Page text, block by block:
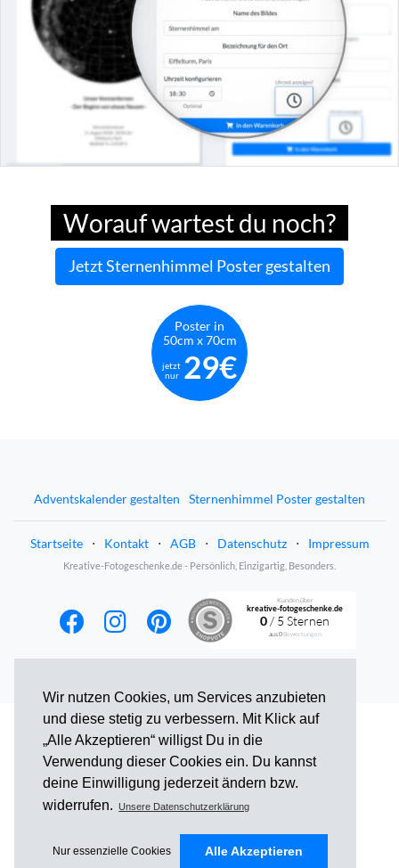
Wir nutzen Cookies, um Services anzubieten
und diese stetig zu verbessern. Mit Klick auf
„Alle Akzeptieren“ willigst Du in die
Verwendung dieser Cookies ein. Du kannst
deine Einwilligung jederzeit ändern bzw.
widerrufen.
Unsere Datenschutzerklärung
Nur essenzielle Cookies Alle Akzeptieren
Worauf wartest du noch?
Jetzt Sternenhimmel Poster gestalten
Poster in
50cm x 70cm
jetzt
nur 29€
Adventskalender gestalten Sternenhimmel Poster gestalten
Startseite ⋅ Kontakt ⋅ AGB ⋅ Datenschutz ⋅ Impressum
Kreative-Fotogeschenke.de - Persönlich, Einzigartig, Besonders.
Kunden über
kreative-fotogeschenke.de
0 / 5 Sternen
aus0Bewertungen